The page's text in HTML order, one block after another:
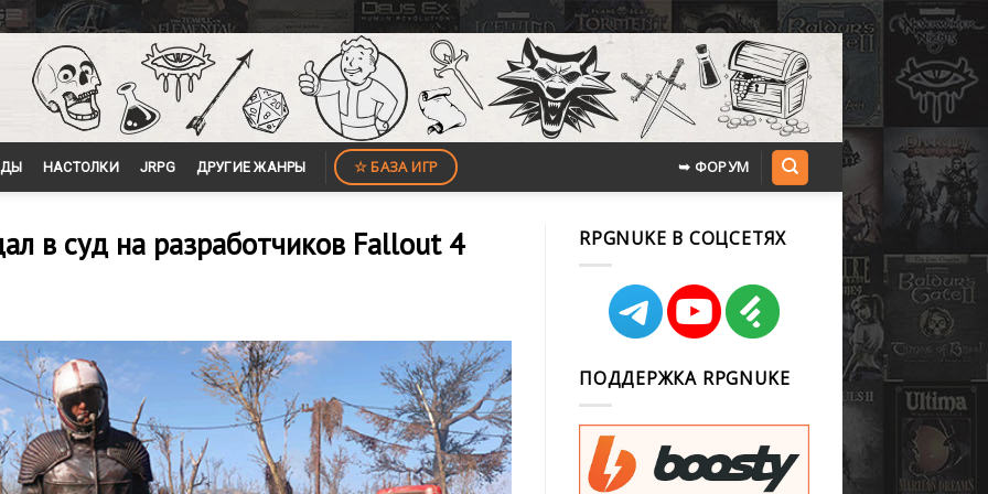
НАСТОЛКИ JRPG ДРУГИЕ ЖАНРЫ ☆ БАЗА ИГР ➥ ФОРУМ
в суд на разработчиков Fallout 4 RPGNUKE В СОЦСЕТЯХ
ПОДДЕРЖКА RPGNUKE